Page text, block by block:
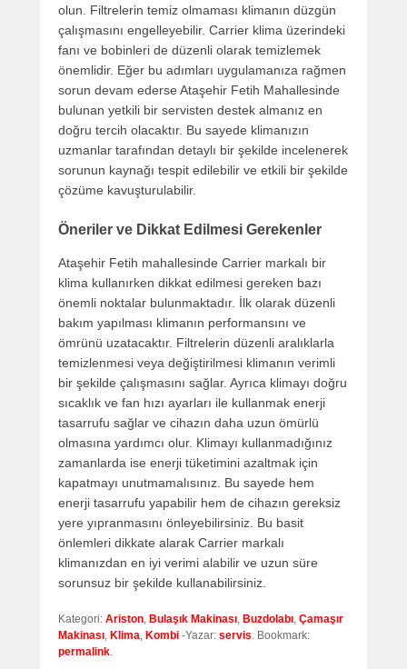
olun. Filtrelerin temiz olmaması klimanın düzgün
çalışmasını engelleyebilir. Carrier klima üzerindeki
fanı ve bobinleri de düzenli olarak temizlemek
önemlidir. Eğer bu adımları uygulamanıza rağmen
sorun devam ederse Ataşehir Fetih Mahallesinde
bulunan yetkili bir servisten destek almanız en
doğru tercih olacaktır. Bu sayede klimanızın
uzmanlar tarafından detaylı bir şekilde incelenerek
sorunun kaynağı tespit edilebilir ve etkili bir şekilde
çözüme kavuşturulabilir.
Öneriler ve Dikkat Edilmesi Gerekenler
Ataşehir Fetih mahallesinde Carrier markalı bir
klima kullanırken dikkat edilmesi gereken bazı
önemli noktalar bulunmaktadır. İlk olarak düzenli
bakım yapılması klimanın performansını ve
ömrünü uzatacaktır. Filtrelerin düzenli aralıklarla
temizlenmesi veya değiştirilmesi klimanın verimli
bir şekilde çalışmasını sağlar. Ayrıca klimayı doğru
sıcaklık ve fan hızı ayarları ile kullanmak enerji
tasarrufu sağlar ve cihazın daha uzun ömürlü
olmasına yardımcı olur. Klimayı kullanmadığınız
zamanlarda ise enerji tüketimini azaltmak için
kapatmayı unutmamalısınız. Bu sayede hem
enerji tasarrufu yapabilir hem de cihazın gereksiz
yere yıpranmasını önleyebilirsiniz. Bu basit
önlemleri dikkate alarak Carrier markalı
klimanızdan en iyi verimi alabilir ve uzun süre
sorunsuz bir şekilde kullanabilirsiniz.
Kategori: Ariston Bulaşık Makinası Buzdolabı Çamaşır
Makinası Klima Kombi -Yazar: servis . Bookmark:
permalink